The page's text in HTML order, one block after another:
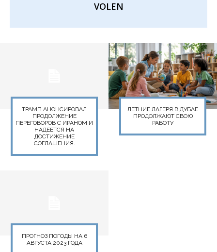
VOLEN
ТРАМП АНОНСИРОВАЛ
ПРОДОЛЖЕНИЕ
ПЕРЕГОВОРОВ С ИРАНОМ И
НАДЕЕТСЯ НА
ДОСТИЖЕНИЕ
СОГЛАШЕНИЯ.
ЛЕТНИЕ ЛАГЕРЯ В ДУБАЕ
ПРОДОЛЖАЮТ СВОЮ
РАБОТУ
ПРОГНОЗ ПОГОДЫ НА 6
АВГУСТА 2023 ГОДА